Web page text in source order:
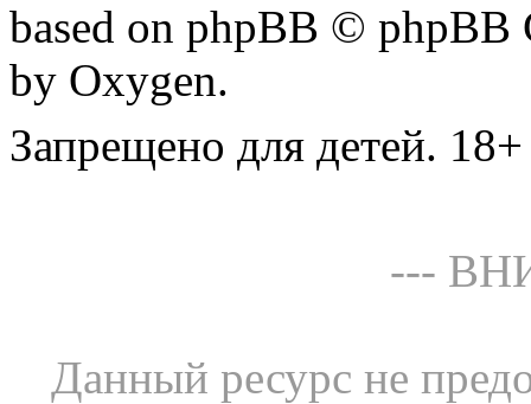
based on phpBB ©
by Oxygen.
Запрещено для детей. 18+
---
Данный ресурс не